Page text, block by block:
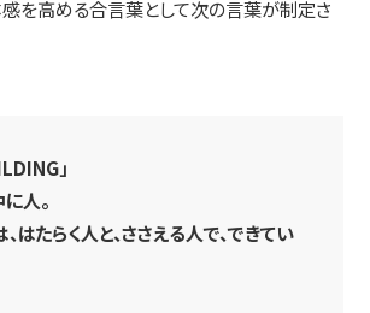
感を高める合言葉として次の言葉が制定さ
」
人。
はたらく人と、ささえる人で、できてい